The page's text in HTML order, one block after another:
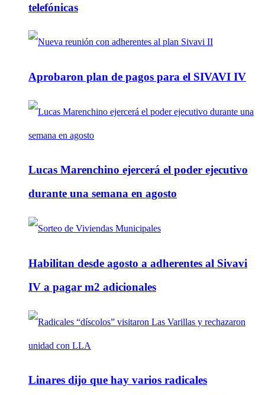
telefónicas
Aprobaron plan de pagos para el SIVAVI IV
Lucas Marenchino ejercerá el poder ejecutivo
durante una semana en agosto
Habilitan desde agosto a adherentes al Sivavi
IV a pagar m2 adicionales
Linares dijo que hay varios radicales